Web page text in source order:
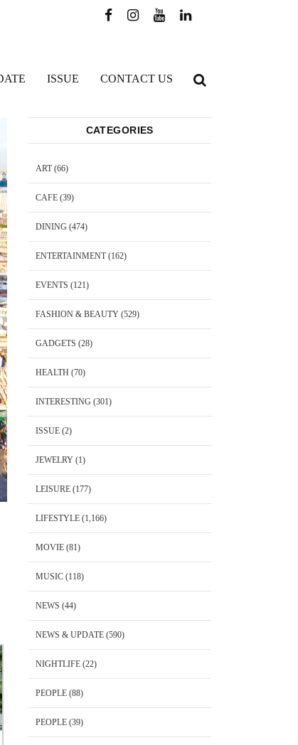
ISSUE CONTACT US
CATEGORIES
ART(66)
CAFE(39)
DINING (474)
ENTERTAINMENT(162)
EVENTS (121)
FASHION & BEAUTY(529)
GADGETS (28)
HEALTH (70)
INTERESTING (301)
ISSUE(2)
JEWELRY(1)
LEISURE(177)
LIFESTYLE(1,166)
MOVIE(81)
MUSIC(118)
NEWS (44)
NEWS & UPDATE(590)
NIGHTLIFE(22)
PEOPLE(88)
PEOPLE(39)